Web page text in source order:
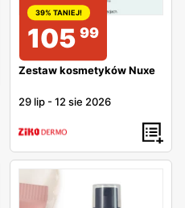
39% TANIEJ!
105 99
Zestaw kosmetyków Nuxe
29 lip -12 sie 2026